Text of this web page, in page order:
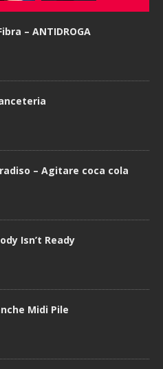
– ANTIDROGA
– Agitare coca cola
Isn’t Ready
Midi Pile